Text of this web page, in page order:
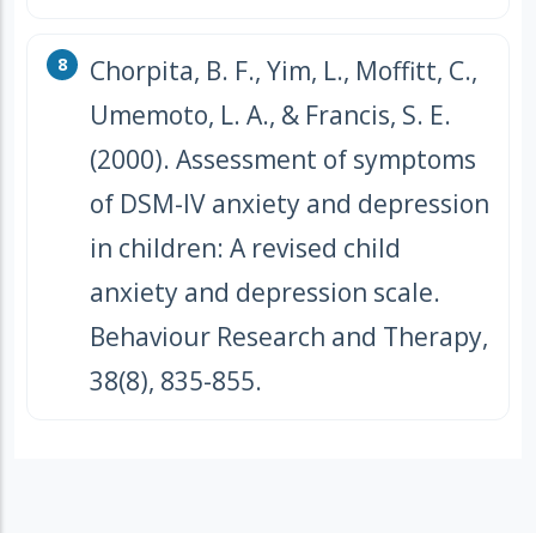
Chorpita, B. F., Yim, L., Moffitt, C.,
Umemoto, L. A., & Francis, S. E.
(2000). Assessment of symptoms
of DSM-IV anxiety and depression
in children: A revised child
anxiety and depression scale.
Behaviour Research and Therapy,
38(8), 835-855.